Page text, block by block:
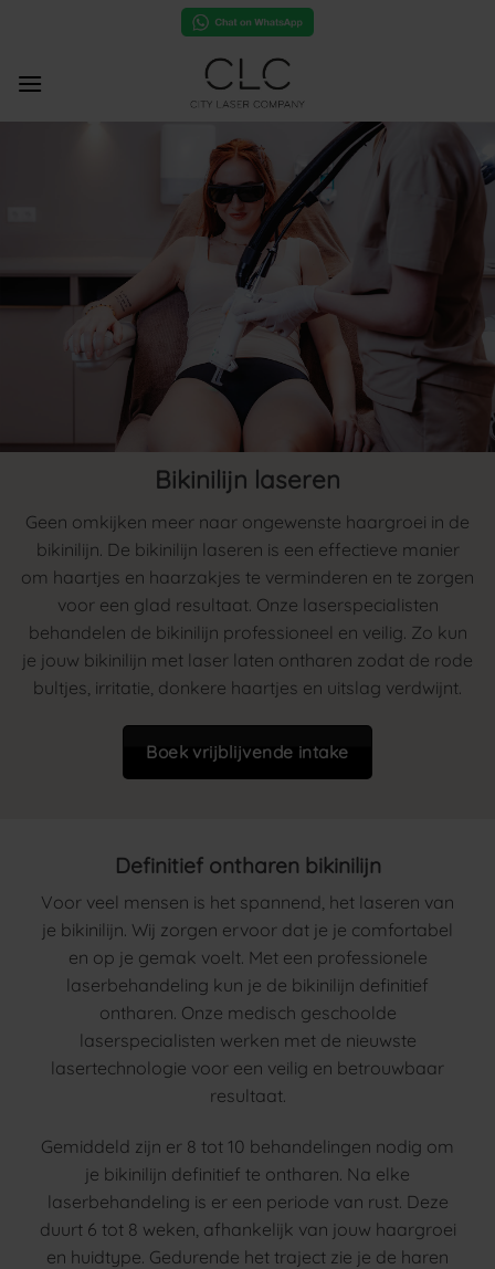
Bikinilijn laseren
Geen omkijken meer naar ongewenste haargroei in de
bikinilijn. De bikinilijn laseren is een effectieve manier
om haartjes en haarzakjes te verminderen en te zorgen
voor een glad resultaat. Onze laserspecialisten
behandelen de bikinilijn professioneel en veilig. Zo kun
je jouw bikinilijn met laser laten ontharen zodat de rode
bultjes, irritatie, donkere haartjes en uitslag verdwijnt.
Boek vrijblijvende intake
Definitief ontharen bikinilijn
Voor veel mensen is het spannend, het laseren van
je bikinilijn. Wij zorgen ervoor dat je je comfortabel
en op je gemak voelt. Met een professionele
laserbehandeling kun je de bikinilijn definitief
ontharen. Onze medisch geschoolde
laserspecialisten werken met de nieuwste
lasertechnologie voor een veilig en betrouwbaar
resultaat.
Gemiddeld zijn er 8 tot 10 behandelingen nodig om
je bikinilijn definitief te ontharen. Na elke
laserbehandeling is er een periode van rust. Deze
duurt 6 tot 8 weken, afhankelijk van jouw haargroei
en huidtype. Gedurende het traject zie je de haren